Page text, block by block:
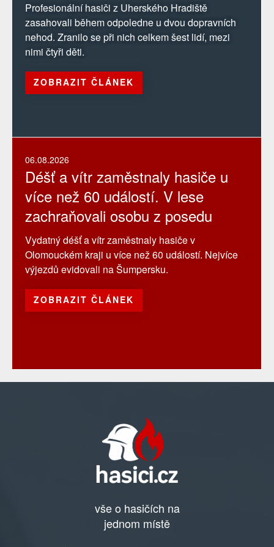
Profesionální hasiči z Uherského Hradiště
zasahovali během odpoledne u dvou dopravních
nehod. Zranilo se při nich celkem šest lidí, mezi
nimi čtyři děti.
ZOBRAZIT ČLÁNEK
06.08.2026
Déšť a vítr zaměstnaly hasiče u
více než 60 událostí. V lese
zachraňovali osobu z posedu
Vydatný déšť a vítr zaměstnaly hasiče v
Olomouckém kraji u více než 60 událostí. Nejvíce
výjezdů evidovali na Šumpersku.
ZOBRAZIT ČLÁNEK
vše o hasičích na
jednom místě